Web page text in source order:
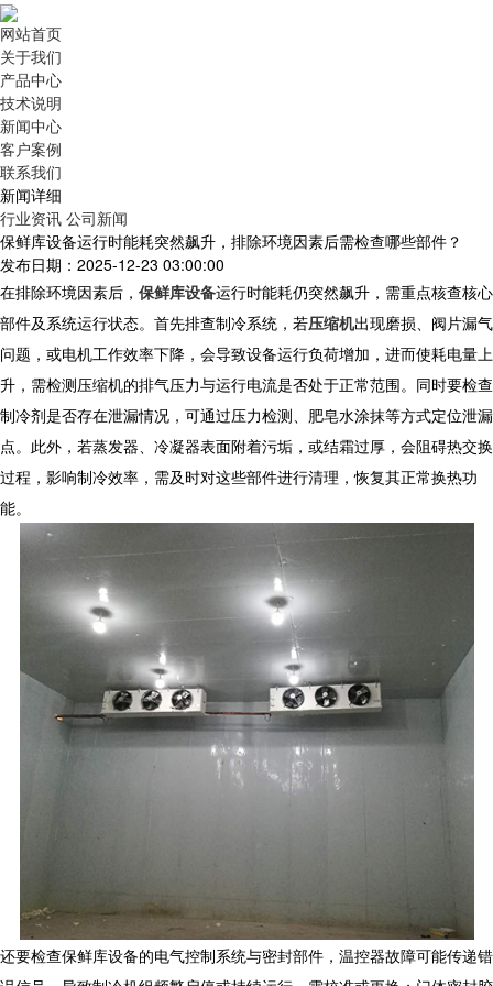
网站首页
关于我们
产品中心
技术说明
新闻中心
客户案例
联系我们
新闻详细
行业资讯 公司新闻
保鲜库设备运行时能耗突然飙升，排除环境因素后需检查哪些部件？
发布日期：2025-12-23 03:00:00
在排除环境因素后， 保鲜库设备运行时能耗仍突然飙升，需重点核查核心
部件及系统运行状态。首先排查制冷系统，若压缩机出现磨损、阀片漏气
问题，或电机工作效率下降，会导致设备运行负荷增加，进而使耗电量上
升，需检测压缩机的排气压力与运行电流是否处于正常范围。同时要检查
制冷剂是否存在泄漏情况，可通过压力检测、肥皂水涂抹等方式定位泄漏
点。此外，若蒸发器、冷凝器表面附着污垢，或结霜过厚，会阻碍热交换
过程，影响制冷效率，需及时对这些部件进行清理，恢复其正常换热功
能。
还要检查保鲜库设备的电气控制系统与密封部件，温控器故障可能传递错